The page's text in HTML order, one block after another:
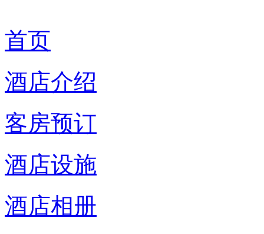
首页
酒店介绍
客房预订
酒店设施
酒店相册